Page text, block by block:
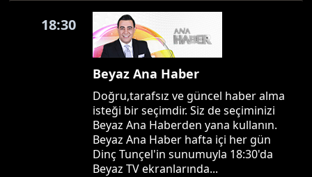
18:30
Beyaz Ana Haber
Doğru,tarafsız ve güncel haber alma
isteği bir seçimdir. Siz de seçiminizi
Beyaz Ana Haberden yana kullanın.
Beyaz Ana Haber hafta içi her gün
Dinç Tunçel'in sunumuyla 18:30'da
Beyaz TV ekranlarında...